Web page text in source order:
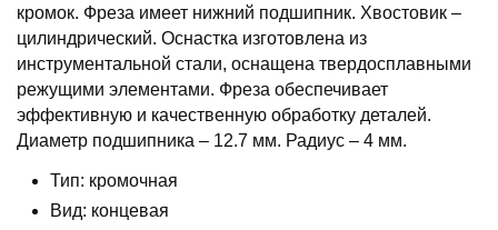
кромок. Фреза имеет нижний подшипник. Хвостовик –
цилиндрический. Оснастка изготовлена из
инструментальной стали, оснащена твердосплавными
режущими элементами. Фреза обеспечивает
эффективную и качественную обработку деталей.
Диаметр подшипника – 12.7 мм. Радиус – 4 мм.
Тип: кромочная
Вид: концевая